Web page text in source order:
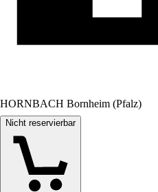
HORNBACH Bornheim (Pfalz)
Nicht reservierbar